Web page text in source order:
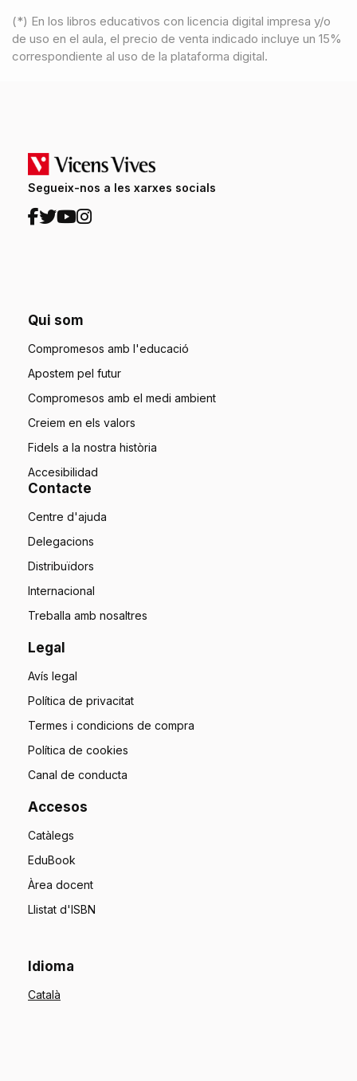
(*) En los libros educativos con licencia digital impresa y/o
de uso en el aula, el precio de venta indicado incluye un 15%
correspondiente al uso de la plataforma digital.
Segueix-nos a les xarxes socials
Qui som
Compromesos amb l'educació
Apostem pel futur
Compromesos amb el medi ambient
Creiem en els valors
Fidels a la nostra història
Accesibilidad
Contacte
Centre d'ajuda
Delegacions
Distribuïdors
Internacional
Treballa amb nosaltres
Legal
Avís legal
Política de privacitat
Termes i condicions de compra
Política de cookies
Canal de conducta
Accesos
Catàlegs
EduBook
Àrea docent
Llistat d'ISBN
Idioma